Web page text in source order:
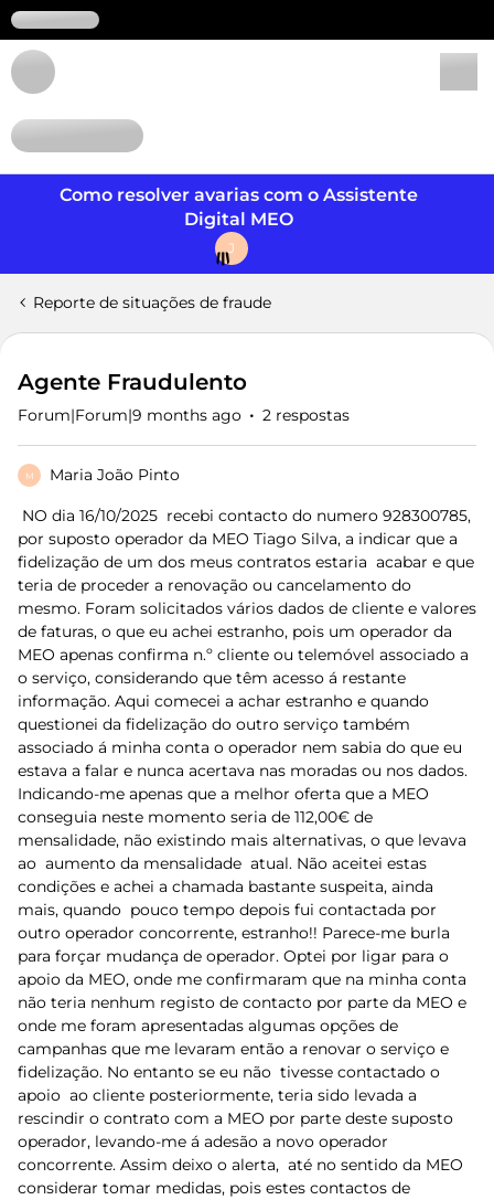
Como resolver avarias com o Assistente
Digital MEO
J
Reporte de situações de fraude
Agente Fraudulento
Forum|Forum|9 months ago 2 respostas
M Maria João Pinto
NO dia 16/10/2025 recebi contacto do numero 928300785,
por suposto operador da MEO Tiago Silva, a indicar que a
fidelização de um dos meus contratos estaria acabar e que
teria de proceder a renovação ou cancelamento do
mesmo. Foram solicitados vários dados de cliente e valores
de faturas, o que eu achei estranho, pois um operador da
MEO apenas confirma n.º cliente ou telemóvel associado a
o serviço, considerando que têm acesso á restante
informação. Aqui comecei a achar estranho e quando
questionei da fidelização do outro serviço também
associado á minha conta o operador nem sabia do que eu
estava a falar e nunca acertava nas moradas ou nos dados.
Indicando-me apenas que a melhor oferta que a MEO
conseguia neste momento seria de 112,00€ de
mensalidade, não existindo mais alternativas, o que levava
ao aumento da mensalidade atual. Não aceitei estas
condições e achei a chamada bastante suspeita, ainda
mais, quando pouco tempo depois fui contactada por
outro operador concorrente, estranho!! Parece-me burla
para forçar mudança de operador. Optei por ligar para o
apoio da MEO, onde me confirmaram que na minha conta
não teria nenhum registo de contacto por parte da MEO e
onde me foram apresentadas algumas opções de
campanhas que me levaram então a renovar o serviço e
fidelização. No entanto se eu não tivesse contactado o
apoio ao cliente posteriormente, teria sido levada a
rescindir o contrato com a MEO por parte deste suposto
operador, levando-me á adesão a novo operador
concorrente. Assim deixo o alerta, até no sentido da MEO
considerar tomar medidas, pois estes contactos de